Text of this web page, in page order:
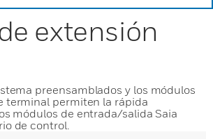
extensión
preensamblados y los módulos
terminal permiten la rápida
módulos de entrada/salida Saia
de control.